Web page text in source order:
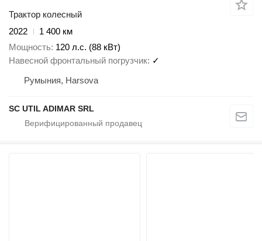
Трактор колесный
2022
1 400 км
Мощность 120 л.с. (88 кВт)
Навесной фронтальный погрузчик ✓
Румыния, Harsova
SC UTIL ADIMAR SRL